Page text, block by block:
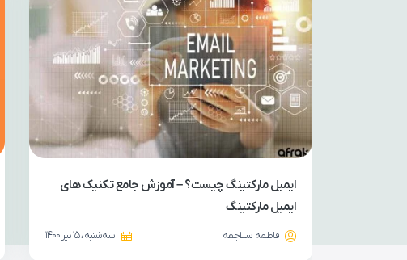
ایمیل مارکتینگ چیست؟ – آموزش جامع تکنیک های
ایمیل مارکتینگ
فاطمه سلاجقه سه‌شنبه ، 15 تیر 1400